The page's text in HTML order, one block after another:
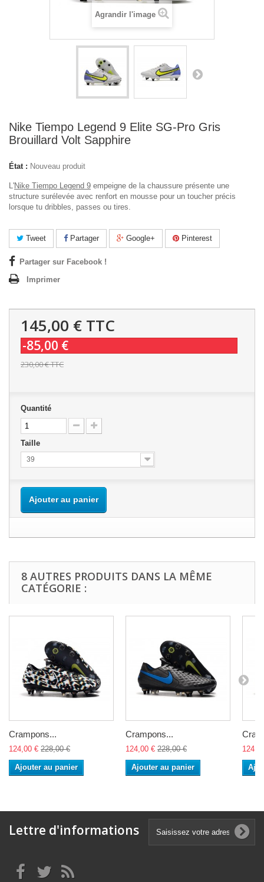
Agrandir l'image
Nike Tiempo Legend 9 Elite SG-Pro Gris
Brouillard Volt Sapphire
État : Nouveau produit
L'Nike Tiempo Legend 9 empeigne de la chaussure présente une
structure surélevée avec renfort en mousse pour un toucher précis
lorsque tu dribbles, passes ou tires.
Tweet Partager Google+ Pinterest
Partager sur Facebook !
Imprimer
145,00 € TTC
-85,00 €
230,00 €TTC
Quantité
Taille
39
Ajouter au panier
8 AUTRES PRODUITS DANS LA MÊME
CATÉGORIE :
Crampons...
124,00 € 228,00 €
Ajouter au panier
Crampons...
124,00 € 228,00 €
Ajouter au panier
Lettre d'informations